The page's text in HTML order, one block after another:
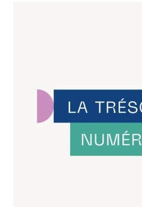
Air & Clim